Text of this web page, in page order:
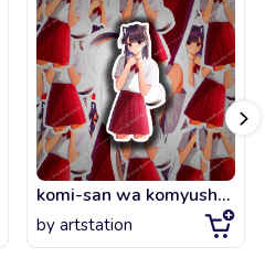
komi-san wa komyushou desu Komi can't communicate
by artstation